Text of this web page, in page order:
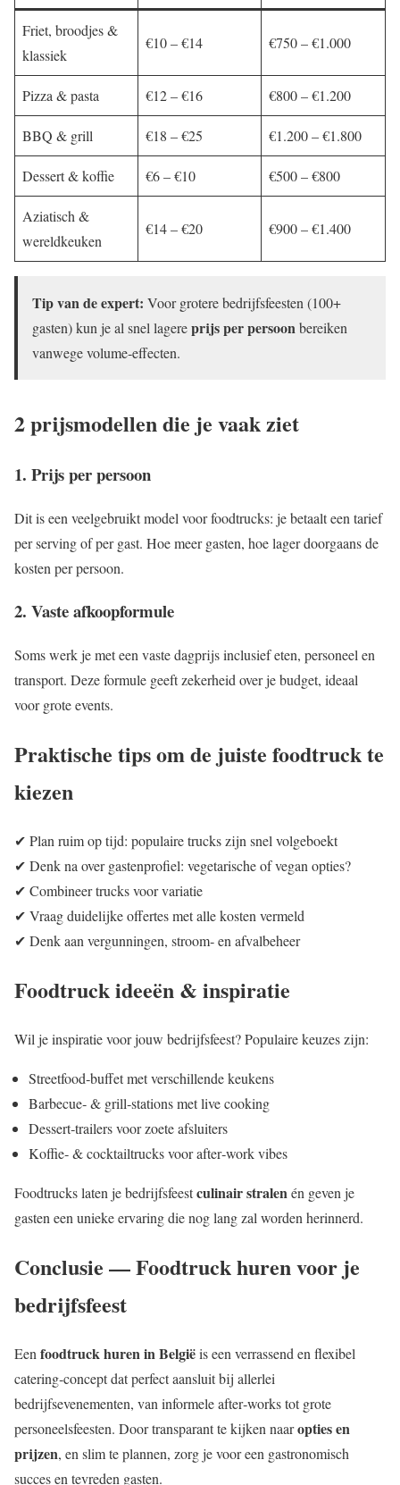
Friet, broodjes &
klassiek
€10 – €14 €750 – €1.000
Pizza & pasta €12 – €16 €800 – €1.200
BBQ & grill €18 – €25 €1.200 – €1.800
Dessert & koffie €6 – €10 €500 – €800
Aziatisch &
wereldkeuken
€14 – €20 €900 – €1.400
Tip van de expert: Voor grotere bedrijfsfeesten (100+
gasten) kun je al snel lagereprijs per persoonbereiken
vanwege volume‑effecten.
2 prijsmodellen die je vaak ziet
1. Prijs per persoon
Dit is een veelgebruikt model voor foodtrucks: je betaalt een tarief
per serving of per gast. Hoe meer gasten, hoe lager doorgaans de
kosten per persoon.
2. Vaste afkoopformule
Soms werk je met een vaste dagprijs inclusief eten, personeel en
transport. Deze formule geeft zekerheid over je budget, ideaal
voor grote events.
Praktische tips om de juiste foodtruck te
kiezen
✔ Plan ruim op tijd: populaire trucks zijn snel volgeboekt
✔ Denk na over gastenprofiel: vegetarische of vegan opties?
✔ Combineer trucks voor variatie
✔ Vraag duidelijke offertes met alle kosten vermeld
✔ Denk aan vergunningen, stroom‑ en afvalbeheer
Foodtruck ideeën & inspiratie
Wil je inspiratie voor jouw bedrijfsfeest? Populaire keuzes zijn:
Streetfood‑buffet met verschillende keukens
Barbecue‑ & grill‑stations met live cooking
Dessert‑trailers voor zoete afsluiters
Koffie‑ & cocktailtrucks voor after‑work vibes
Foodtrucks laten je bedrijfsfeestculinair stralenén geven je
gasten een unieke ervaring die nog lang zal worden herinnerd.
Conclusie — Foodtruck huren voor je
bedrijfsfeest
Een foodtruck huren in Belgiëis een verrassend en flexibel
catering‑concept dat perfect aansluit bij allerlei
bedrijfsevenementen, van informele after‑works tot grote
personeelsfeesten. Door transparant te kijken naaropties en
prijzen, en slim te plannen, zorg je voor een gastronomisch
succes en tevreden gasten.